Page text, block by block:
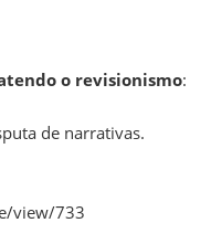
o revisionismo:
de narrativas.
view/733